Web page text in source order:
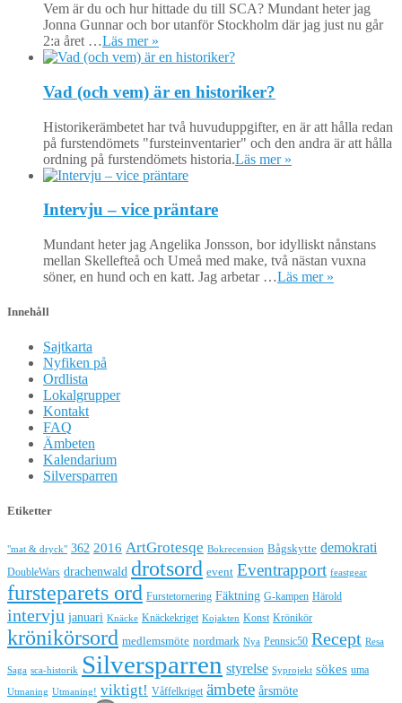
Vem är du och hur hittade du till SCA? Mundant heter jag
Jonna Gunnar och bor utanför Stockholm där jag just nu går
2:a året …Läs mer »
Vad (och vem) är en historiker?
Historikerämbetet har två huvuduppgifter, en är att hålla redan
på furstendömets "fursteinventarier" och den andra är att hålla
ordning på furstendömets historia.Läs mer »
Intervju – vice präntare
Mundant heter jag Angelika Jonsson, bor idylliskt nånstans
mellan Skellefteå och Umeå med make, två nästan vuxna
söner, en hund och en katt. Jag arbetar …Läs mer »
Innehåll
Sajtkarta
Nyfiken på
Ordlista
Lokalgrupper
Kontakt
FAQ
Ämbeten
Kalendarium
Silversparren
Etiketter
"mat & dryck" 362 2016 ArtGrotesqe Bokrecension Bågskytte demokrati
DoubleWars drachenwald drotsord event Eventrapport feastgear
fursteparets ord Furstetornering Fäktning G-kampen Härold
intervju januari Knäcke Knäckekriget Kojakten Konst Krönikör
krönikörsord medlemsmöte nordmark Nya Pennsic50 Recept Resa
Saga sca-historik Silversparren styrelse Syprojekt sökes uma
Utmaning Utmaning! viktigt! Våffelkriget ämbete årsmöte